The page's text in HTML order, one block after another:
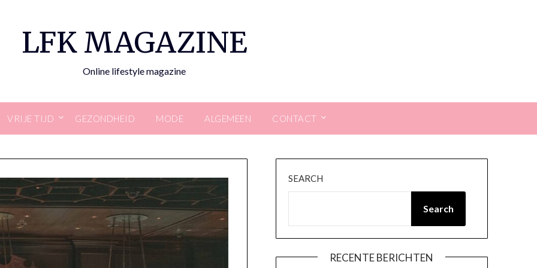
LFK MAGAZINE
Online lifestyle magazine
VRIJE TIJD GEZONDHEID MODE ALGEMEEN CONTACT
SEARCH
Search
RECENTE BERICHTEN